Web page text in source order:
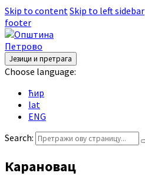
Skip to contentSkip to left sidebar
footer
Језици и претрага
Choose language:
ћир
lat
ENG
Search:
Карановац